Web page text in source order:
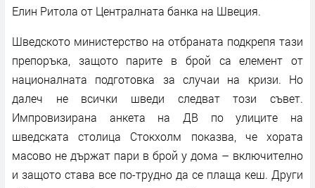
Елин Ритола от Централната банка на Швеция.
Шведското министерство на отбраната подкрепя тази
препоръка, защото парите в брой са елемент от
националната подготовка за случаи на кризи. Но
далеч не всички шведи следват този съвет.
Импровизирана анкета на ДВ по улиците на
шведската столица Стокхолм показва, че хората
масово не държат пари в брой у дома – включително
и защото става все по-трудно да се плаща кеш. Други